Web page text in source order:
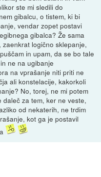
ste mi sledili do
gibalcu, o tistem, ki bi
vendar zopet postavi
gibalca? Že sama
logično sklepanje,
in upam, da se bo tale
ne na ugibanje
na vprašanje niti priti ne
ali konstelacije, kakorkoli
No, torej, ne mi potem
za tem, ker ne veste,
od nekaterih, ne trdim
kot ga je postavil